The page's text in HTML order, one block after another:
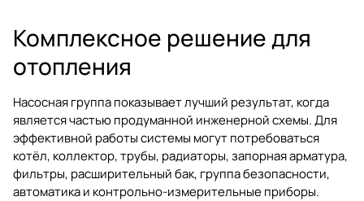
Комплексное решение для
отопления
Насосная группа показывает лучший результат, когда
является частью продуманной инженерной схемы. Для
эффективной работы системы могут потребоваться
котёл, коллектор, трубы, радиаторы, запорная арматура,
фильтры, расширительный бак, группа безопасности,
автоматика и контрольно-измерительные приборы.